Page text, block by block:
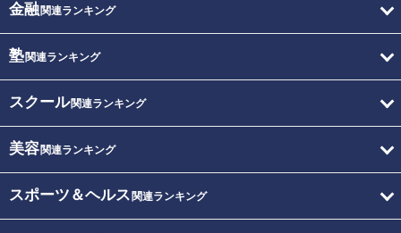
金融関連ランキング
塾関連ランキング
スクール関連ランキング
美容関連ランキング
スポーツ＆ヘルス 関連ランキング